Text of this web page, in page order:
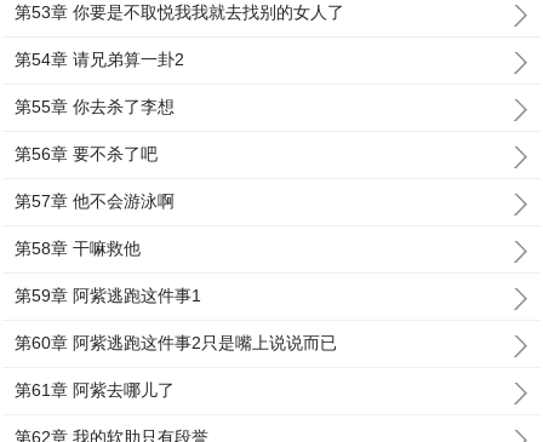
第53章 你要是不取悦我我就去找别的女人了
第54章 请兄弟算一卦2
第55章 你去杀了李想
第56章 要不杀了吧
第57章 他不会游泳啊
第58章 干嘛救他
第59章 阿紫逃跑这件事1
第60章 阿紫逃跑这件事2只是嘴上说说而已
第61章 阿紫去哪儿了
第62章 我的软肋只有段誉